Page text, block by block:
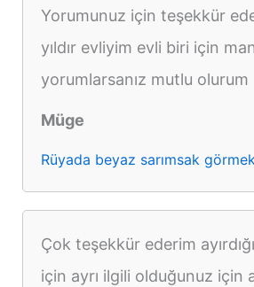
Yorumunuz için teşekkür
yıldır evliyim evli biri için
yorumlarsanız mutlu olurum
Müge
Rüyada beyaz sarımsak
Çok teşekkür ederim
için ayrı ilgili olduğunuz için